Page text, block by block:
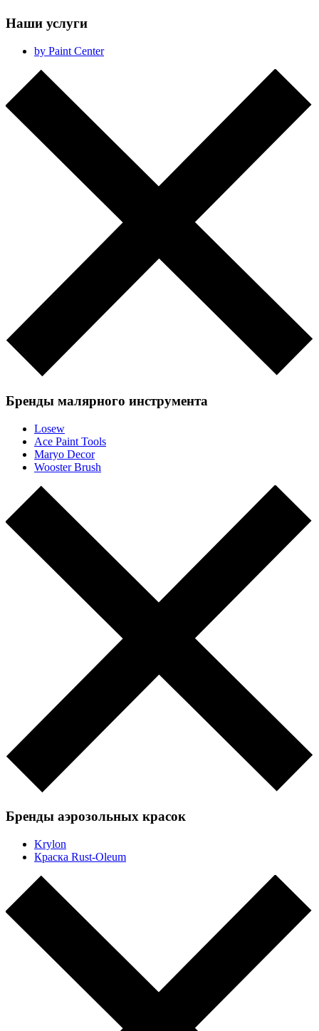
Наши услуги
by Paint Center
Бренды малярного инструмента
Losew
Ace Paint Tools
Maryo Decor
Wooster Brush
Бренды аэрозольных красок
Krylon
Краска Rust-Oleum